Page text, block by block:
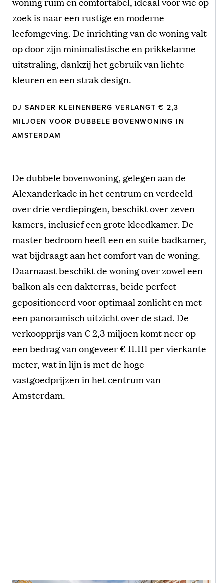
zoek is naar een rustige en moderne
leefomgeving. De inrichting van de woning valt
op door zijn minimalistische en prikkelarme
uitstraling, dankzij het gebruik van lichte
kleuren en een strak design.
DJ SANDER KLEINENBERG VERLANGT € 2,3
MILJOEN VOOR DUBBELE BOVENWONING IN
AMSTERDAM
De dubbele bovenwoning, gelegen aan de
Alexanderkade in het centrum en verdeeld
over drie verdiepingen, beschikt over zeven
kamers, inclusief een grote kleedkamer. De
master bedroom heeft een en suite badkamer,
wat bijdraagt aan het comfort van de woning.
Daarnaast beschikt de woning over zowel een
balkon als een dakterras, beide perfect
gepositioneerd voor optimaal zonlicht en met
een panoramisch uitzicht over de stad. De
verkoopprijs van € 2,3 miljoen komt neer op
een bedrag van ongeveer € 11.111 per vierkante
meter, wat in lijn is met de hoge
vastgoedprijzen in het centrum van
Amsterdam.